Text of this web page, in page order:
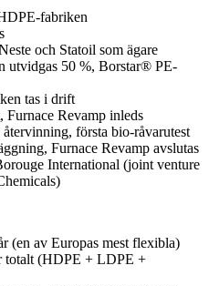
fabriken
och Statoil som ägare
utvidgas 50 %, Borstar® PE-
tas i drift
Furnace Revamp inleds
första bio-råvarutest
Furnace Revamp avslutas
International (joint venture
(en av Europas mest flexibla)
totalt (HDPE + LDPE +